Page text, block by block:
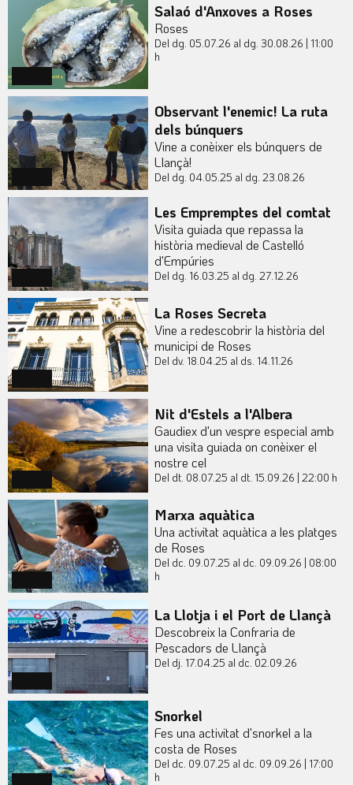
Salaó d'Anxoves a Roses
Roses
Del dg. 05.07.26 al dg. 30.08.26 | 11:00
h
Observant l'enemic! La ruta
dels búnquers
Vine a conèixer els búnquers de
Llançà!
Del dg. 04.05.25 al dg. 23.08.26
Les Empremptes del comtat
Visita guiada que repassa la
història medieval de Castelló
d'Empúries
Del dg. 16.03.25 al dg. 27.12.26
La Roses Secreta
Vine a redescobrir la història del
municipi de Roses
Del dv. 18.04.25 al ds. 14.11.26
Nit d'Estels a l'Albera
Gaudiex d'un vespre especial amb
una visita guiada on conèixer el
nostre cel
Del dt. 08.07.25 al dt. 15.09.26 | 22:00 h
Marxa aquàtica
Una activitat aquàtica a les platges
de Roses
Del dc. 09.07.25 al dc. 09.09.26 | 08:00
h
La Llotja i el Port de Llançà
Descobreix la Confraria de
Pescadors de Llançà
Del dj. 17.04.25 al dc. 02.09.26
Snorkel
Fes una activitat d'snorkel a la
costa de Roses
Del dc. 09.07.25 al dc. 09.09.26 | 17:00
h